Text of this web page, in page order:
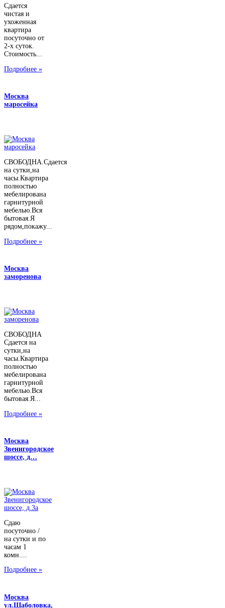
Сдается
чистая и
ухоженная
квартира
посуточно от
2-х суток.
Стоимость...
Подробнее »
Москва
маросейка
СВОБОДНА.Сдается
на сутки,на
часы.Квартира
полностью
мебелирована
гарнитурной
мебелью.Вся
бытовая.Я
рядом,покажу...
Подробнее »
Москва
заморенова
СВОБОДНА
Сдается на
сутки,на
часы.Квартира
полностью
мебелирована
гарнитурной
мебелью.Вся
бытовая.Я...
Подробнее »
Москва
Звенигородское
шоссе, д…
Сдаю
посуточно /
на сутки и по
часам 1
комн....
Подробнее »
Москва
ул.Шаболовка,